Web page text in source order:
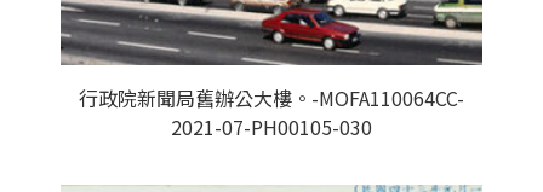
行政院新聞局舊辦公大樓。-MOFA110064CC-
2021-07-PH00105-030